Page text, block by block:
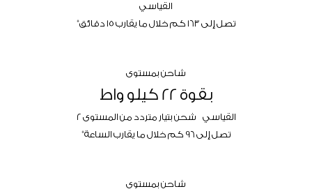
القياسي
تصل إلى 163 كم خلال ما يقارب 15 دقائق
*
شاحن بمستوى
بقوة 22 كيلو واط
القياسي شحن بتيار متردد من المستوى 2
تصل إلى 96 كم خلال ما يقارب الساعة
*
شاحن بمستوى